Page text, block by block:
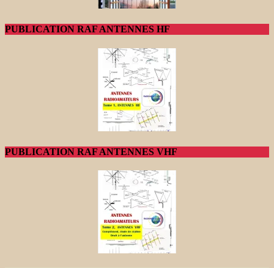
PUBLICATION RAF ANTENNES HF
PUBLICATION RAF ANTENNES VHF